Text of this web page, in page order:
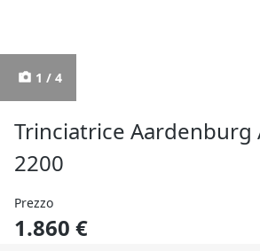
1 / 4
Trinciatrice Aardenburg
2200
Prezzo
1.860 €